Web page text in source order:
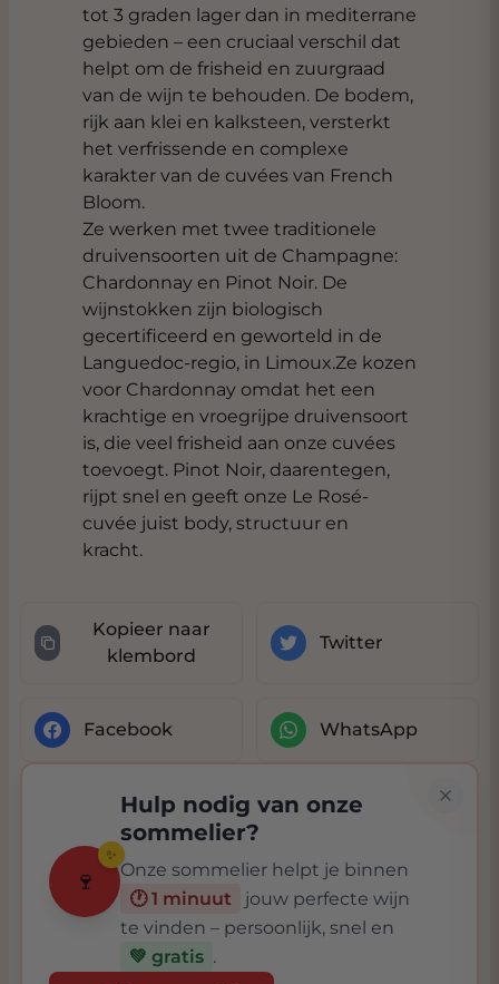
tot 3 graden lager dan in mediterrane
gebieden – een cruciaal verschil dat
helpt om de frisheid en zuurgraad
van de wijn te behouden. De bodem,
rijk aan klei en kalksteen, versterkt
het verfrissende en complexe
karakter van de cuvées van French
Bloom.
Ze werken met twee traditionele
druivensoorten uit de Champagne:
Chardonnay en Pinot Noir. De
wijnstokken zijn biologisch
gecertificeerd en geworteld in de
Languedoc-regio, in Limoux.Ze kozen
voor Chardonnay omdat het een
krachtige en vroegrijpe druivensoort
is, die veel frisheid aan onze cuvées
toevoegt. Pinot Noir, daarentegen,
rijpt snel en geeft onze Le Rosé-
cuvée juist body, structuur en
kracht.
Kopieer naar
klembord
Twitter
Facebook WhatsApp
🍷
✨
Hulp nodig van onze
sommelier?
Onze sommelier helpt je binnen
🕐 1 minuut
jouw perfecte wijn
te vinden – persoonlijk, snel en
💚 gratis .